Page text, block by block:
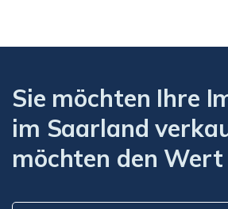
Sie möchten Ihre
im Saarland
möchten den